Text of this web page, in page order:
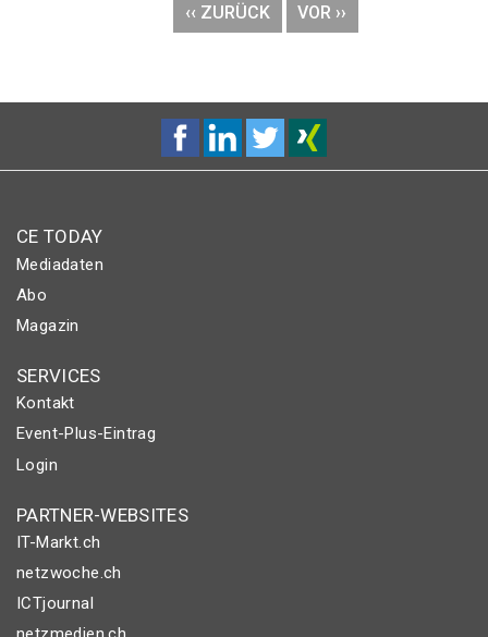
VORHERIGE
SEITE
‹‹ ZURÜCK
NÄCHSTE
SEITE
VOR ››
CE TODAY
Mediadaten
Abo
Magazin
SERVICES
Kontakt
Event-Plus-Eintrag
Login
PARTNER-WEBSITES
IT-Markt.ch
netzwoche.ch
ICTjournal